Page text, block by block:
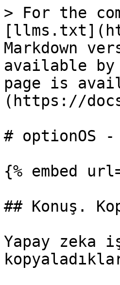
> For the
Markdown
available by
page is
(https://
# optionOS -
{% embed
## Konuş.
Yapay zeka